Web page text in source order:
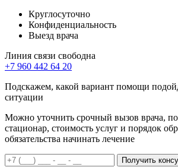
Круглосуточно
Конфиденциальность
Выезд врача
Линия связи свободна
+7 960 442 64 20
Подскажем, какой вариант помощи
ситуации
Можно уточнить срочный вызов врача,
стационар, стоимость услуг и порядок
обязательства начинать лечение
Получить